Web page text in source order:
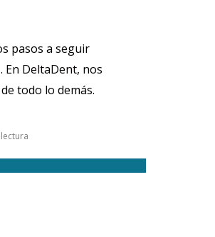
pasos a seguir
En DeltaDent, nos
todo lo demás.